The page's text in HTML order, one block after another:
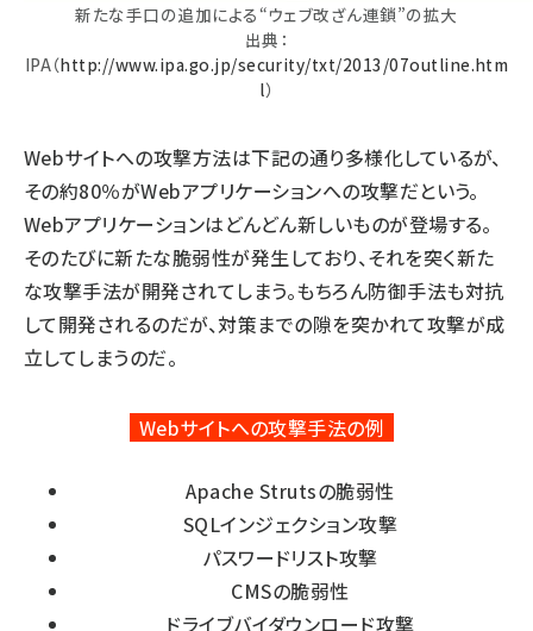
新たな手口の追加による“ウェブ改ざん連鎖”の拡大
出典：
IPA（http://www.ipa.go.jp/security/txt/2013/07outline.htm
l）
Webサイトへの攻撃方法は下記の通り多様化しているが、
その約80％がWebアプリケーションへの攻撃だという。
Webアプリケーションはどんどん新しいものが登場する。
そのたびに新たな脆弱性が発生しており、それを突く新た
な攻撃手法が開発されてしまう。もちろん防御手法も対抗
して開発されるのだが、対策までの隙を突かれて攻撃が成
立してしまうのだ。
Webサイトへの攻撃手法の例
Apache Strutsの脆弱性
SQLインジェクション攻撃
パスワードリスト攻撃
CMSの脆弱性
ドライブバイダウンロード攻撃